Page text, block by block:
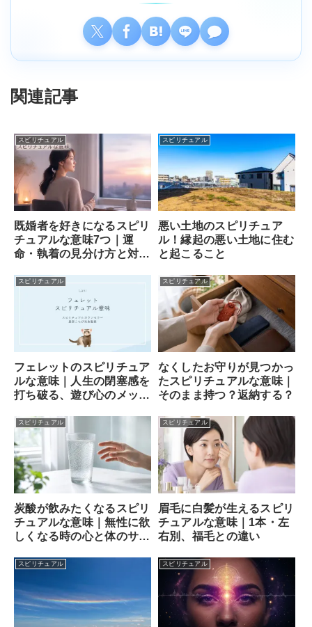
関連記事
スピリチュアル
既婚者を好きになるスピリ
チュアルな意味7つ｜運
命・執着の見分け方と対処
スピリチュアル
悪い土地のスピリチュア
ル！縁起の悪い土地に住む
と起こること
スピリチュアル
フェレットのスピリチュア
ルな意味｜人生の閉塞感を
打ち破る、遊び心のメッセ
スピリチュアル
なくしたお守りが見つかっ
たスピリチュアルな意味｜
そのまま持つ？返納する？
スピリチュアル
炭酸が飲みたくなるスピリ
チュアルな意味｜無性に欲
しくなる時の心と体のサイ
スピリチュアル
眉毛に白髪が生えるスピリ
チュアルな意味｜1本・左
右別、福毛との違い
スピリチュアル スピリチュアル